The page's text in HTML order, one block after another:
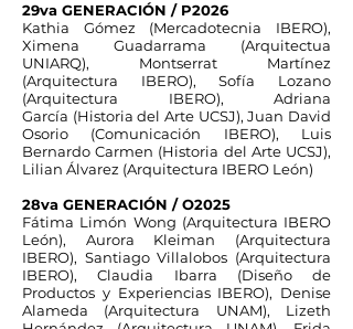
29va GENERACIÓN / P2026
Kathia Gómez (Mercadotecnia IBERO),
Ximena Guadarrama (Arquitectua
UNIARQ), Montserrat Martínez
(Arquitectura IBERO), Sofía Lozano
(Arquitectura IBERO), Adriana
García (Historia del Arte UCSJ), Juan David
Osorio (Comunicación IBERO), Luis
Bernardo Carmen (Historia del Arte UCSJ),
Lilian Álvarez (Arquitectura IBERO León)
28va GENERACIÓN / O2025
Fátima Limón Wong (Arquitectura IBERO
León), Aurora Kleiman (Arquitectura
IBERO), Santiago Villalobos (Arquitectura
IBERO), Claudia Ibarra (Diseño de
Productos y Experiencias IBERO), Denise
Alameda (Arquitectura UNAM), Lizeth